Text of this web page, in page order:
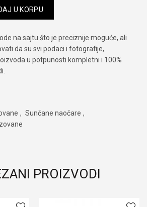
clf 6187 53 količina
U KORPU
na sajtu što je preciznije moguće, ali
da su svi podaci i fotografije,
u potpunosti kompletni i 100%
, Sunčane naočare ,
PROIZVODI